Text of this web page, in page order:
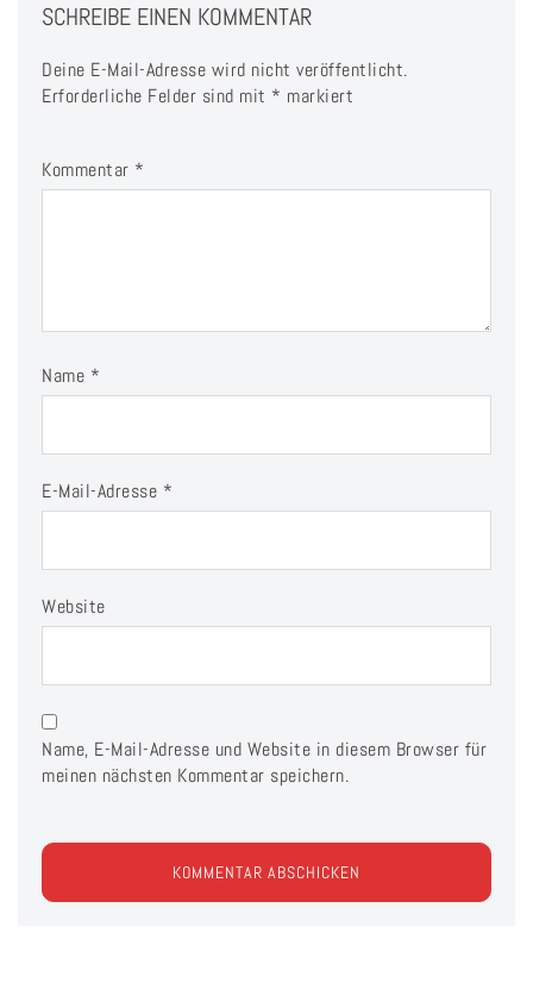
SCHREIBE EINEN KOMMENTAR
Deine E-Mail-Adresse wird nicht veröffentlicht.
Erforderliche Felder sind mit * markiert
Kommentar *
Name *
E-Mail-Adresse *
Website
Name, E-Mail-Adresse und Website in diesem Browser für
meinen nächsten Kommentar speichern.